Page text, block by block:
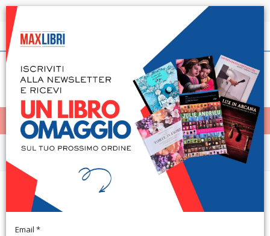
Spedizione in 24h per tutti i libri disponibili
Italiano
< Home
MENÙ
L'Incoronazione della Vergine del
Botticelli. Restauro e ricerche
Email *